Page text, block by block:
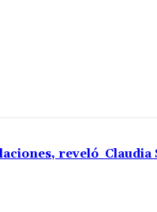
reveló Claudia